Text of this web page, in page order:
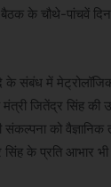
बैठक के चौथे-पांचवें
के संबंध में
जितेंद्र सिंह
को
के प्रति आभार भी